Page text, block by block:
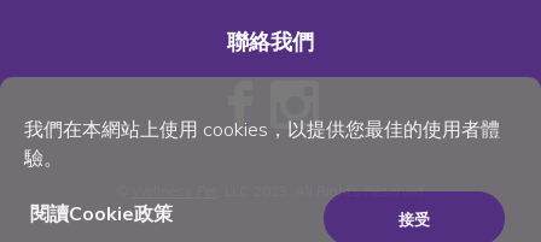
我們在本網站上使用 cookies，以提供您最佳的使用者體
驗。
閱讀Cookie政策 接受
聯絡我們
, LLC 2023. All Rights Reserved